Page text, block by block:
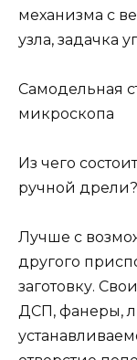
механизма с
узла, задачка
Самодельная
микроскопа
Из чего
ручной дрели?
Лучше с
другого
заготовку.
ДСП, фанеры,